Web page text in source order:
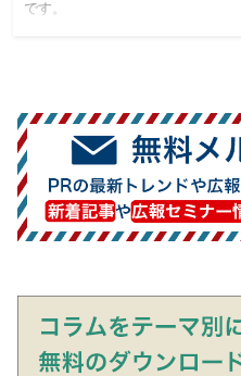
です。